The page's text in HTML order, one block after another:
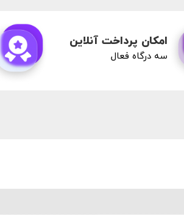
امکان پرداخت آنلاین
سه درگاه فعال